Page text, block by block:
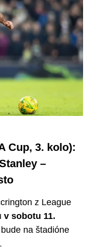
Cup, 3. kolo):
–
z League
v sobotu 11.
na štadióne